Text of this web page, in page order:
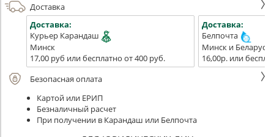
Доставка
Доставка:
Курьер Карандаш
Минск
17,00 руб или бесплатно от 400 руб.
Доставка:
Белпочта
Минск и Беларусь
16,00р. или
Безопасная оплата
Картой или ЕРИП
Безналичный расчет
При получении в Карандаш или Белпочта